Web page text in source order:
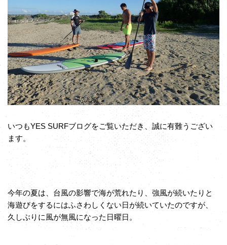
いつもYES SURFブログをご覧いただき、誠に有難うござい
ます。
今年の夏は、台風の影響で海が荒れたり、強風が続いたりと
海遊びをするにはふさわしくない日が続いていたのですが、
久しぶりに風が無風になった日曜日。